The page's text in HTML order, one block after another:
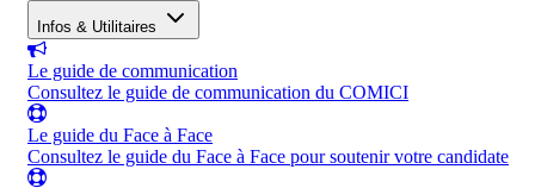
Infos & Utilitaires
Le guide de communication
Consultez le guide de communication du COMICI
Le guide du Face à Face
Consultez le guide du Face à Face pour soutenir votre candidate